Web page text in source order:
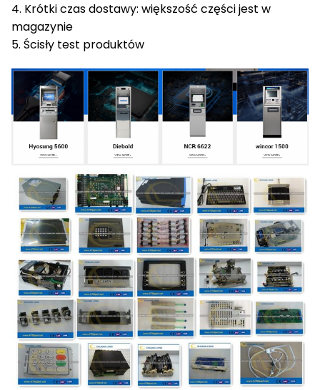
4. Krótki czas dostawy: większość części jest w
magazynie
5. Ścisły test produktów